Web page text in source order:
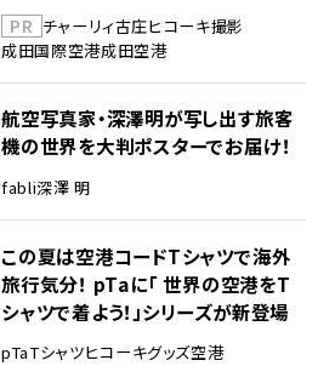
PR チャーリィ古庄ヒコーキ撮影
成田国際空港成田空港
航空写真家・深澤明が写し出す旅客
機の世界を大判ポスターでお届け！
fabli深澤 明
この夏は空港コードTシャツで海外
旅行気分！ pTaに「 世界の空港をT
シャツで着よう！」シリーズが新登場
pTaTシャツヒコーキグッズ空港